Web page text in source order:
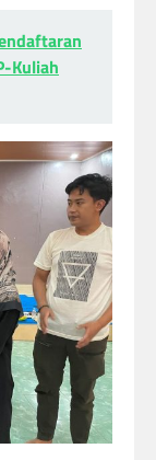
Kuliah